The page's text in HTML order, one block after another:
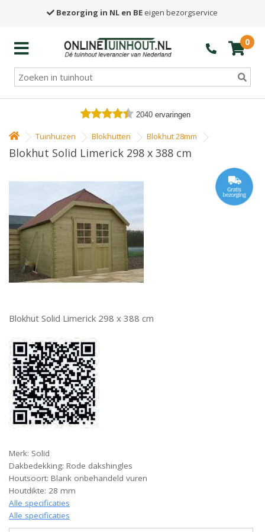
Bezorging in NL en BE eigen bezorgservice
0
2040 ervaringen
Tuinhuizen Blokhutten Blokhut 28mm
Blokhut Solid Limerick 298 x 388 cm
Blokhut Solid Limerick 298 x 388 cm
Merk: Solid
Dakbedekking: Rode dakshingles
Houtsoort: Blank onbehandeld vuren
Houtdikte: 28 mm
Alle specificaties
Alle specificaties